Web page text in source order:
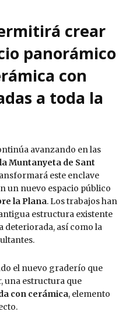
crear
panorámico
con
a toda la
avanzando en las
Muntanyeta de Sant
este enclave
un nuevo espacio público
la Plana. Los trabajos han
estructura existente
deteriorada, así como la
el nuevo graderío que
una estructura que
con cerámica, elemento